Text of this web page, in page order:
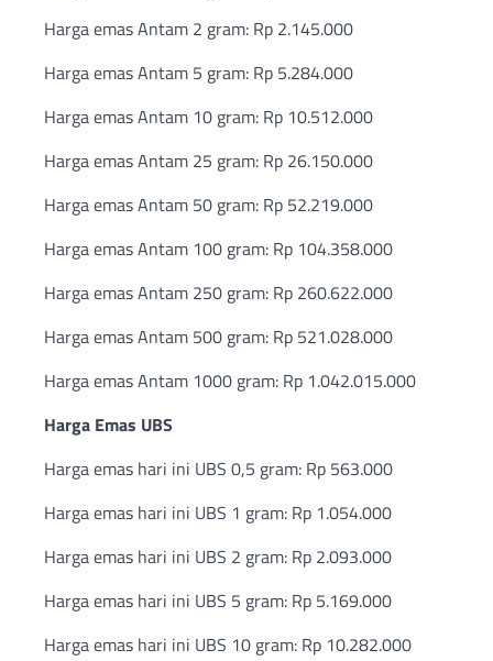
Harga emas Antam 2 gram: Rp 2.145.000
Harga emas Antam 5 gram: Rp 5.284.000
Harga emas Antam 10 gram: Rp 10.512.000
Harga emas Antam 25 gram: Rp 26.150.000
Harga emas Antam 50 gram: Rp 52.219.000
Harga emas Antam 100 gram: Rp 104.358.000
Harga emas Antam 250 gram: Rp 260.622.000
Harga emas Antam 500 gram: Rp 521.028.000
Harga emas Antam 1000 gram: Rp 1.042.015.000
Harga Emas UBS
Harga emas hari ini UBS 0,5 gram: Rp 563.000
Harga emas hari ini UBS 1 gram: Rp 1.054.000
Harga emas hari ini UBS 2 gram: Rp 2.093.000
Harga emas hari ini UBS 5 gram: Rp 5.169.000
Harga emas hari ini UBS 10 gram: Rp 10.282.000